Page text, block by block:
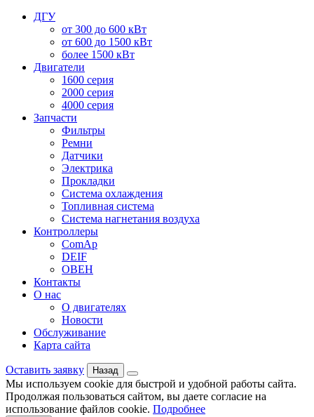
ДГУ
от 300 до 600 кВт
от 600 до 1500 кВт
более 1500 кВт
Двигатели
1600 серия
2000 серия
4000 серия
Запчасти
Фильтры
Ремни
Датчики
Электрика
Прокладки
Система охлаждения
Топливная система
Система нагнетания воздуха
Контроллеры
ComAp
DEIF
ОВЕН
Контакты
О нас
О двигателях
Новости
Обслуживание
Карта сайта
Оставить заявку Назад
Мы используем cookie для быстрой и удобной работы сайта.
Продолжая пользоваться сайтом, вы даете согласие на
использование файлов cookie. Подробнее